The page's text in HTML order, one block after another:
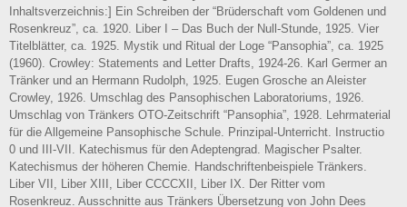
Inhaltsverzeichnis:] Ein Schreiben der “Brüderschaft vom Goldenen und
Rosenkreuz”, ca. 1920. Liber I – Das Buch der Null-Stunde, 1925. Vier
Titelblätter, ca. 1925. Mystik und Ritual der Loge “Pansophia”, ca. 1925
(1960). Crowley: Statements and Letter Drafts, 1924-26. Karl Germer an
Tränker und an Hermann Rudolph, 1925. Eugen Grosche an Aleister
Crowley, 1926. Umschlag des Pansophischen Laboratoriums, 1926.
Umschlag von Tränkers OTO-Zeitschrift “Pansophia”, 1928. Lehrmaterial
für die Allgemeine Pansophische Schule. Prinzipal-Unterricht. Instructio
0 und III-VII. Katechismus für den Adeptengrad. Magischer Psalter.
Katechismus der höheren Chemie. Handschriftenbeispiele Tränkers.
Liber VII, Liber XIII, Liber CCCCXII, Liber IX. Der Ritter vom
Rosenkreuz. Ausschnitte aus Tränkers Übersetzung von John Dees